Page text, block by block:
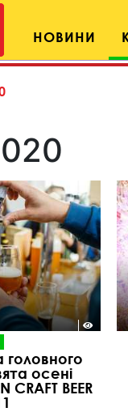
НОВИНИ
осені
CRAFT BEER